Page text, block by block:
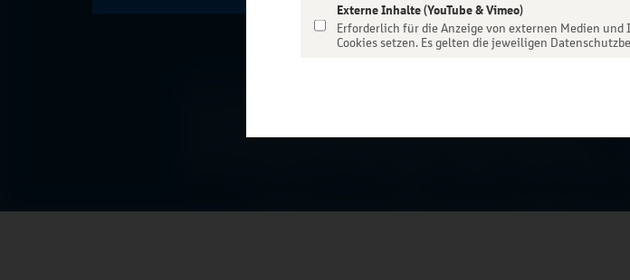
Externe Inhalte (YouTube & Vimeo)
Erforderlich für die Anzeige von externen Medien
Cookies setzen. Es gelten die jeweiligen